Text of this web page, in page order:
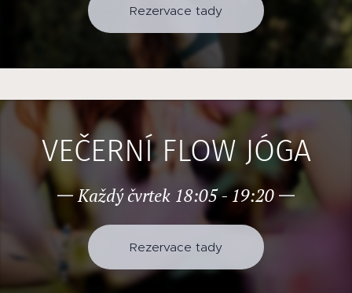
Rezervace tady
VEČERNÍ FLOW JÓGA
Každý čvrtek 18:05 - 19:20
Rezervace tady